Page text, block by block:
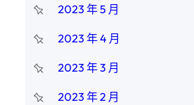
2023 年 5 月
2023 年 4 月
2023 年 3 月
2023 年 2 月